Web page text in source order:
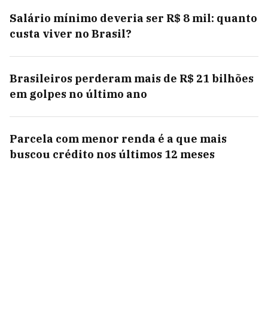
Salário mínimo deveria ser R$ 8 mil: quanto
custa viver no Brasil?
Brasileiros perderam mais de R$ 21 bilhões
em golpes no último ano
Parcela com menor renda é a que mais
buscou crédito nos últimos 12 meses